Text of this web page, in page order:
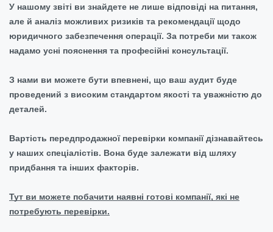
У нашому звіті ви знайдете не лише відповіді на питання,
але й аналіз можливих ризиків та рекомендації щодо
юридичного забезпечення операції. За потреби ми також
надамо усні пояснення та професійні консультації.
З нами ви можете бути впевнені, що ваш аудит буде
проведений з високим стандартом якості та уважністю до
деталей.
Вартість передпродажної перевірки компанії дізнавайтесь
у наших спеціалістів. Вона буде залежати від шляху
придбання та інших факторів.
Тут ви можете побачити наявні готові компанії, які не
потребують перевірки.